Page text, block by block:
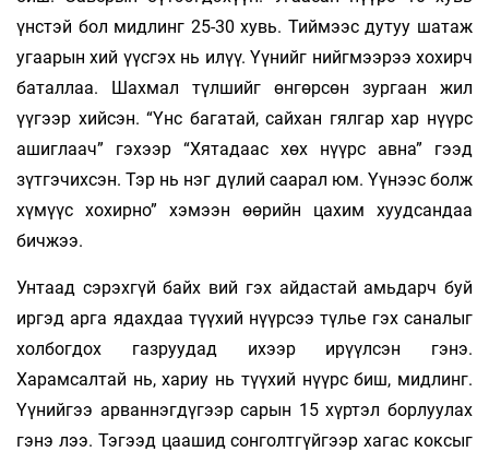
үнстэй бол мидлинг 25-30 хувь. Тиймээс дутуу шатаж
угаарын хий үүсгэх нь илүү. Үүнийг нийгмээрээ хохирч
баталлаа. Шахмал түлшийг өнгөрсөн зургаан жил
үүгээр хийсэн. “Үнс багатай, сайхан гялгар хар нүүрс
ашиглаач” гэхээр “Хятадаас хөх нүүрс авна” гээд
зүтгэчихсэн. Тэр нь нэг дүлий саарал юм. Үүнээс болж
хүмүүс хохирно” хэмээн өөрийн цахим хуудсандаа
бичжээ.
Унтаад сэрэхгүй байх вий гэх айдастай амьдарч буй
иргэд арга ядахдаа түүхий нүүрсээ түлье гэх саналыг
холбогдох газруудад ихээр ирүүлсэн гэнэ.
Харамсалтай нь, хариу нь түүхий нүүрс биш, мидлинг.
Үүнийгээ арваннэгдүгээр сарын 15 хүртэл борлуулах
гэнэ лээ. Тэгээд цаашид сонголтгүйгээр хагас коксыг